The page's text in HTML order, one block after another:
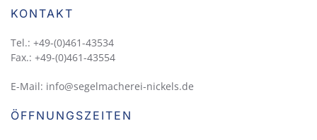
KONTAKT
Tel.: +49-(0)461-43534
Fax.: +49-(0)461-43554
E-Mail: info@segelmacherei-nickels.de
ÖFFNUNGSZEITEN